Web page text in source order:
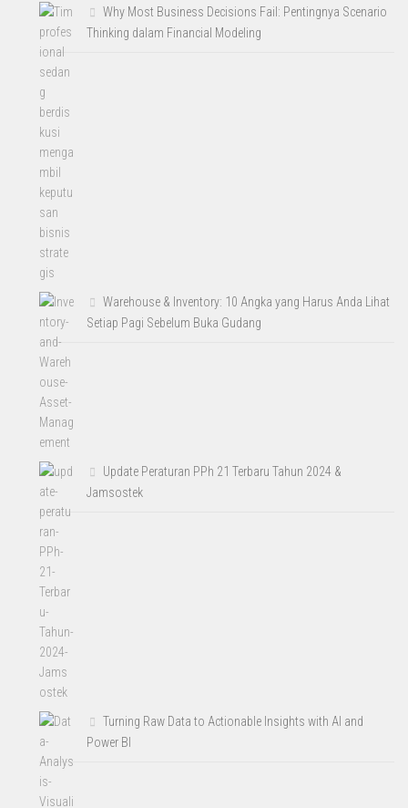
Why Most Business Decisions Fail: Pentingnya Scenario
Thinking dalam Financial Modeling
Warehouse & Inventory: 10 Angka yang Harus Anda Lihat
Setiap Pagi Sebelum Buka Gudang
Update Peraturan PPh 21 Terbaru Tahun 2024 &
Jamsostek
Turning Raw Data to Actionable Insights with AI and
Power BI